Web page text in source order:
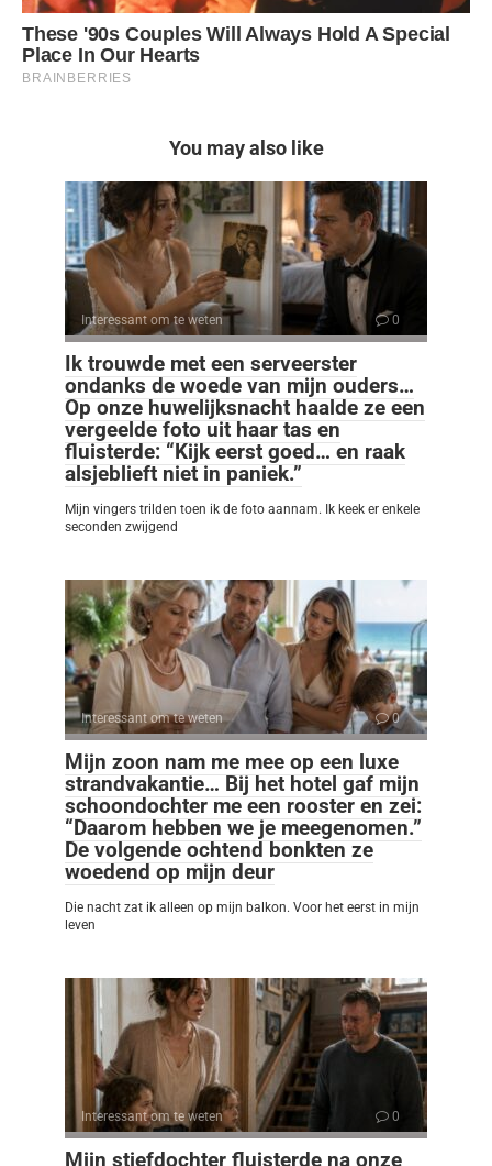
You may also like
Interessant om te weten 0
Ik trouwde met een serveerster
ondanks de woede van mijn ouders…
Op onze huwelijksnacht haalde ze een
vergeelde foto uit haar tas en
fluisterde: “Kijk eerst goed… en raak
alsjeblieft niet in paniek.”
Mijn vingers trilden toen ik de foto aannam. Ik keek er enkele
seconden zwijgend
Interessant om te weten 0
Mijn zoon nam me mee op een luxe
strandvakantie… Bij het hotel gaf mijn
schoondochter me een rooster en zei:
“Daarom hebben we je meegenomen.”
De volgende ochtend bonkten ze
woedend op mijn deur
Die nacht zat ik alleen op mijn balkon. Voor het eerst in mijn
leven
Interessant om te weten 0
Mijn stiefdochter fluisterde na onze